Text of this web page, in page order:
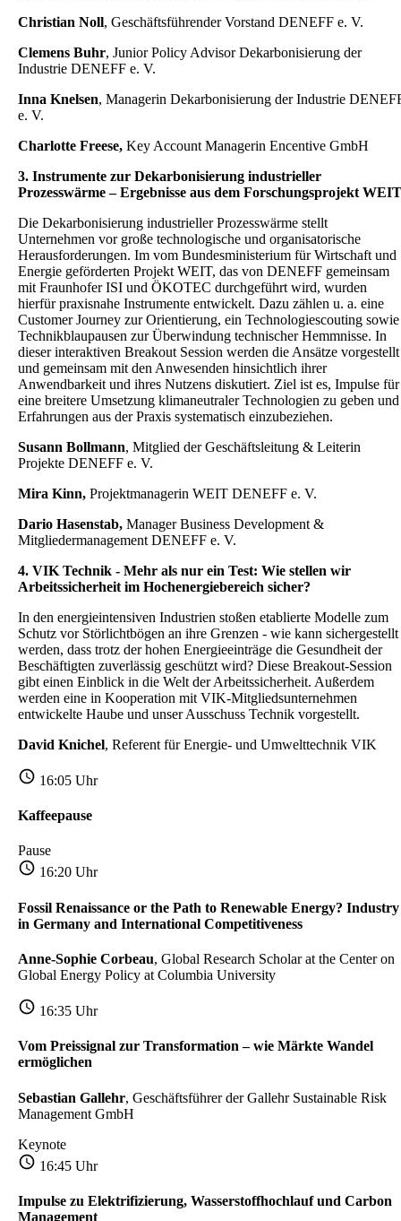
Christian Noll, Geschäftsführender Vorstand DENEFF e. V.
Clemens Buhr, Junior Policy Advisor Dekarbonisierung der
Industrie DENEFF e. V.
Inna Knelsen, Managerin Dekarbonisierung der Industrie
e. V.
Charlotte Freese, Key Account Managerin Encentive GmbH
3. Instrumente zur Dekarbonisierung industrieller
Prozesswärme – Ergebnisse aus dem Forschungsprojekt WEIT
Die Dekarbonisierung industrieller Prozesswärme stellt
Unternehmen vor große technologische und organisatorische
Herausforderungen. Im vom Bundesministerium für Wirtschaft und
Energie geförderten Projekt WEIT, das von DENEFF gemeinsam
mit Fraunhofer ISI und ÖKOTEC durchgeführt wird, wurden
hierfür praxisnahe Instrumente entwickelt. Dazu zählen u. a. eine
Customer Journey zur Orientierung, ein Technologiescouting sowie
Technikblaupausen zur Überwindung technischer Hemmnisse. In
dieser interaktiven Breakout Session werden die Ansätze vorgestellt
und gemeinsam mit den Anwesenden hinsichtlich ihrer
Anwendbarkeit und ihres Nutzens diskutiert. Ziel ist es, Impulse für
eine breitere Umsetzung klimaneutraler Technologien zu geben und
Erfahrungen aus der Praxis systematisch einzubeziehen.
Susann Bollmann, Mitglied der Geschäftsleitung & Leiterin
Projekte DENEFF e. V.
Mira Kinn, Projektmanagerin WEIT DENEFF e. V.
Dario Hasenstab, Manager Business Development &
Mitgliedermanagement DENEFF e. V.
4. VIK Technik - Mehr als nur ein Test: Wie stellen wir
Arbeitssicherheit im Hochenergiebereich sicher?
In den energieintensiven Industrien stoßen etablierte Modelle zum
Schutz vor Störlichtbögen an ihre Grenzen - wie kann sichergestellt
werden, dass trotz der hohen Energieeinträge die Gesundheit der
Beschäftigten zuverlässig geschützt wird? Diese Breakout-Session
gibt einen Einblick in die Welt der Arbeitssicherheit. Außerdem
werden eine in Kooperation mit VIK-Mitgliedsunternehmen
entwickelte Haube und unser Ausschuss Technik vorgestellt.
David Knichel, Referent für Energie- und Umwelttechnik VIK
16:05 Uhr
Kaffeepause
Pause
16:20 Uhr
Fossil Renaissance or the Path to Renewable Energy? Industry
in Germany and International Competitiveness
Anne-Sophie Corbeau, Global Research Scholar at the Center on
Global Energy Policy at Columbia University
16:35 Uhr
Vom Preissignal zur Transformation – wie Märkte Wandel
ermöglichen
Sebastian Gallehr, Geschäftsführer der Gallehr Sustainable Risk
Management GmbH
Keynote
16:45 Uhr
Impulse zu Elektrifizierung, Wasserstoffhochlauf und Carbon
Management